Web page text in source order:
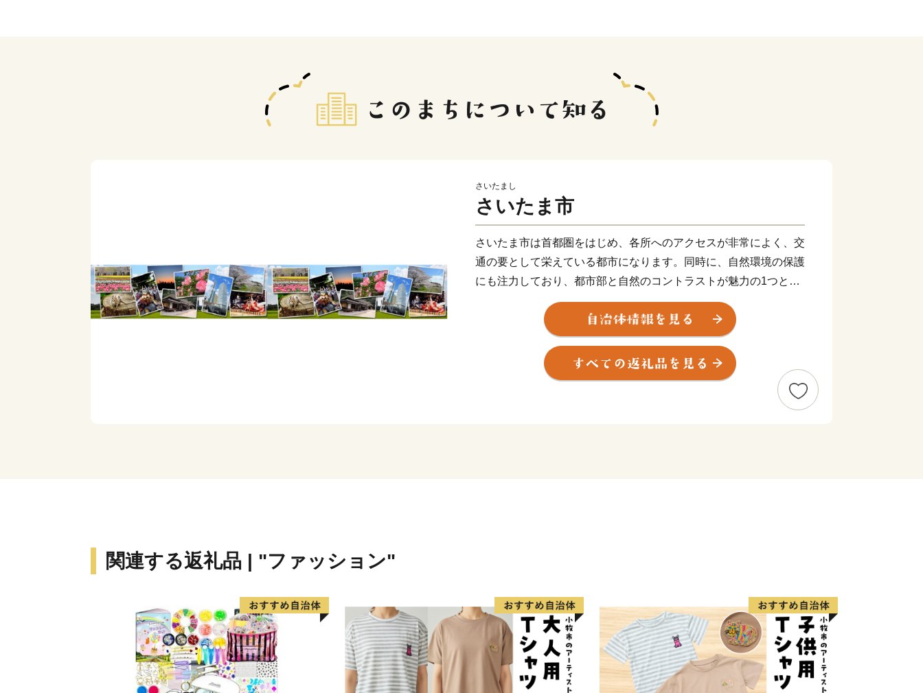
さいたまし
さいたま市
さいたま市は首都圏をはじめ、各所へのアクセスが非常によく、交
通の要として栄えている都市になります。同時に、自然環境の保護
にも注力しており、都市部と自然のコントラストが魅力の1つとも
また、スポーツが盛んでサッカーのまちとしても知られており、文
化芸術の面では、人形の産地、盆栽の歴史を支える聖地として、多
くの観光客が訪れています。
そんな多彩な切り口で楽しめる当市へのお越しを心からお待ちして
関連する返礼品 | "ファッション"